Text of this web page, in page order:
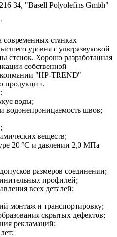
34, "Basell Polyolefins Gmbh"
современных станках
уровня с ультразвуковой
стенок. Хорошо разработанная
собственной
копмании "HP-TREND"
продукции.
воды;
водонепроницаемость швов;
веществ;
20 °С и давлении 2,0 МПа
размеров соединений;
профилей;
всех деталей;
монтаж и транспортировку;
скрытых дефектов;
рекламаций;